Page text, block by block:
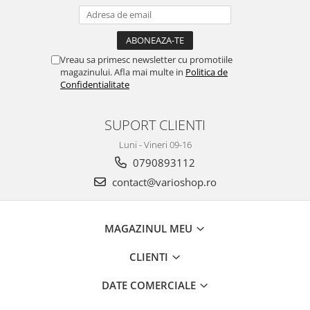
Umerase pentru haine si suporturi
Curatenie, Organizare si
Decoratiuni si petreceri
Accesorii decorative
Vreau sa primesc newsletter cu promotiile
magazinului. Afla mai multe in Politica de
Confidentialitate
SUPORT CLIENTI
Luni - Vineri 09-16
0790893112
contact@varioshop.ro
MAGAZINUL MEU
CLIENTI
DATE COMERCIALE